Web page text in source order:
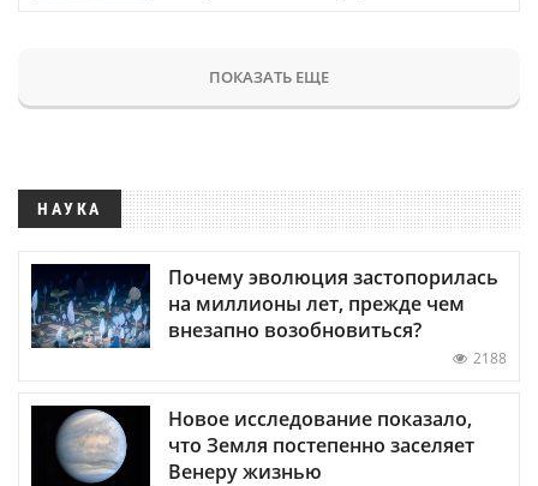
ПОКАЗАТЬ ЕЩЕ
НАУКА
Почему эволюция застопорилась
на миллионы лет, прежде чем
внезапно возобновиться?
2188
Новое исследование показало,
что Земля постепенно заселяет
Венеру жизнью